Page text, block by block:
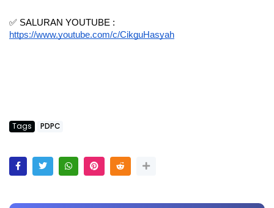
✅ SALURAN YOUTUBE :
https://www.youtube.com/c/CikguHasyah
Tags PDPC